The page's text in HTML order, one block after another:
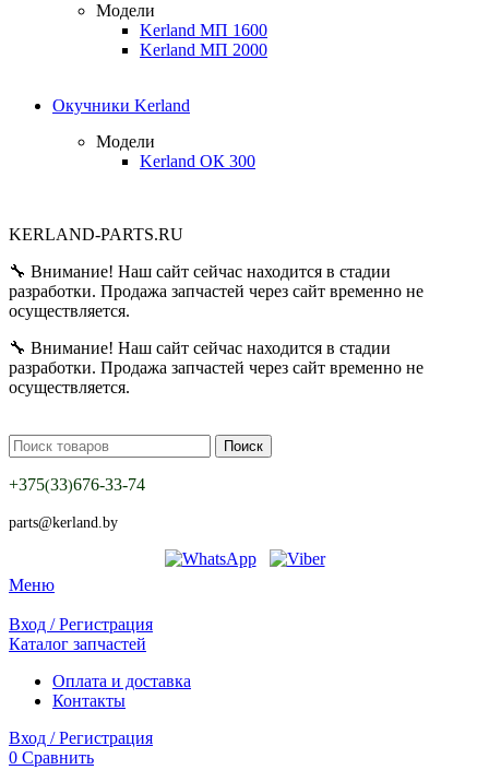
Модели
Kerland МП 1600
Kerland МП 2000
Окучники Kerland
Модели
Kerland ОК 300
KERLAND-PARTS.RU
🔧 Внимание! Наш сайт сейчас находится в стадии
разработки. Продажа запчастей через сайт временно не
осуществляется.
🔧 Внимание! Наш сайт сейчас находится в стадии
разработки. Продажа запчастей через сайт временно не
осуществляется.
Поиск
+375(33)676-33-74
parts@kerland.by
Меню
Вход / Регистрация
Каталог запчастей
Оплата и доставка
Контакты
Вход / Регистрация
0 Сравнить